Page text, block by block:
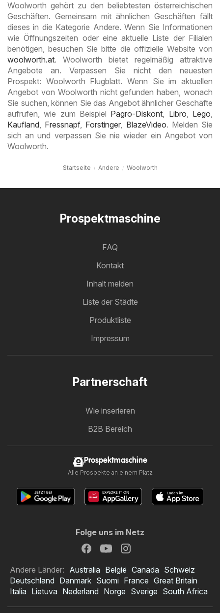
Woolworth gehört zu den beliebtesten österreichischen
Geschäften. Gemeinsam mit ähnlichen Geschäften fällt
dieses in die Kategorie Andere. Wenn Sie Informationen
wie Öffnungszeiten oder eine aktuelle Liste der Filialen
benötigen, besuchen Sie bitte die offizielle Website von
woolworth.at. Woolworth bietet regelmäßig attraktive
Angebote an. Verpassen Sie nicht den neuesten
Prospekt: Woolworth Flugblatt. Wenn Sie im aktuellen
Angebot von Woolworth nicht gefunden haben, wonach
Sie suchen, können Sie das Angebot ähnlicher Geschäfte
aufrufen, wie zum Beispiel Pagro-Diskont, Libro, Lego,
Kaufland, Fressnapf, Forstinger, BlazeVideo. Melden Sie
sich an und verpassen Sie nie wieder ein Angebot von
Woolworth.
Startseite Andere Woolworth
Prospektmaschine
FAQ
Kontakt
Inhalt melden
Liste der Städte
Produktliste
Impressum
Partnerschaft
Wie inserieren
B2B Bereich
Prospektmaschine
Alle Prospekte an einem Platz
Folge uns im Netz
Andere Länder: Australia België Canada Schweiz
Deutschland Danmark Suomi France Great Britain
Italia Lietuva Nederland Norge Sverige South Africa